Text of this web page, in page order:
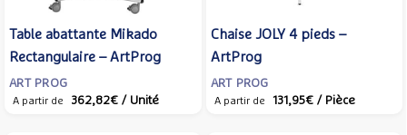
Table abattante Mikado
Rectangulaire – ArtProg
ART PROG
A partir de 362,82€ / Unité
Chaise JOLY 4 pieds –
ArtProg
ART PROG
A partir de 131,95€ / Pièce